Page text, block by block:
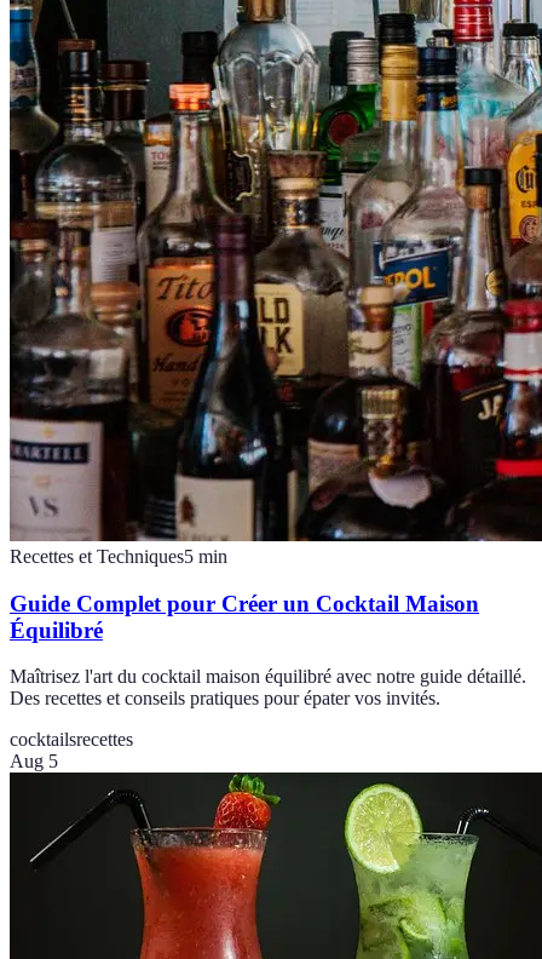
Recettes et Techniques5 min
Guide Complet pour Créer un Cocktail Maison
Équilibré
Maîtrisez l'art du cocktail maison équilibré avec notre guide détaillé.
Des recettes et conseils pratiques pour épater vos invités.
cocktailsrecettes
Aug 5